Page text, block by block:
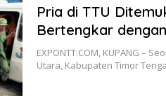
Pria di TTU
Bertengkar
EXPONTT.COM, KUPANG –
Utara, Kabupaten Timor